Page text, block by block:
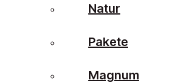
Natur
Pakete
Magnum